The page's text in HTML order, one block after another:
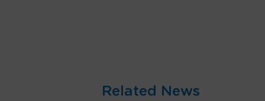
Related News